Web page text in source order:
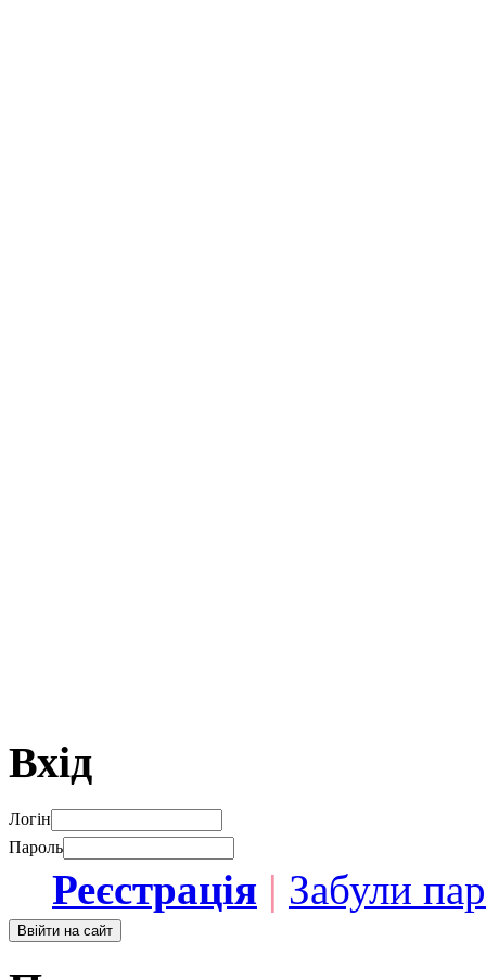
Вхід
Логін
Пароль
Реєстрація | Забули